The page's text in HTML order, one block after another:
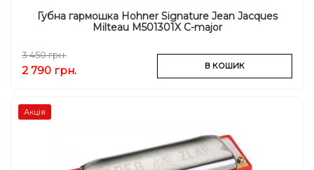
Губна гармошка Hohner Signature Jean Jacques
Milteau M501301X C-major
3 450 грн.
2 790 грн. В КОШИК
Акція